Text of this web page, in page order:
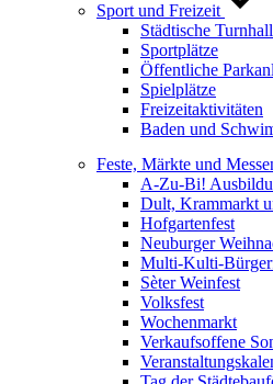
Sport und Freizeit
Städtische
Sportplätze
Öffentliche
Spielplätze
Freizeitaktivitäten
Baden und
Feste, Märkte und
A-Zu-Bi!
Dult, Krammarkt
Hofgartenfest
Neuburger
Multi-Kulti-
Sèter Weinfest
Volksfest
Wochenmarkt
Verkaufsoffene